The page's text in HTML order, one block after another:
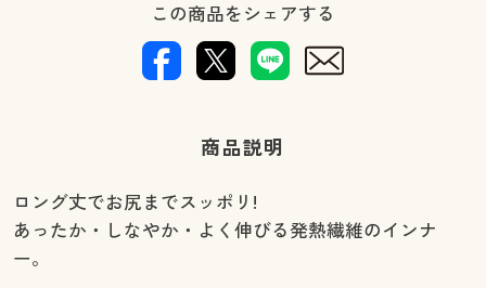
この商品をシェアする
商品説明
ロング丈でお尻までスッポリ!
あったか・しなやか・よく伸びる発熱繊維のインナ
ー。